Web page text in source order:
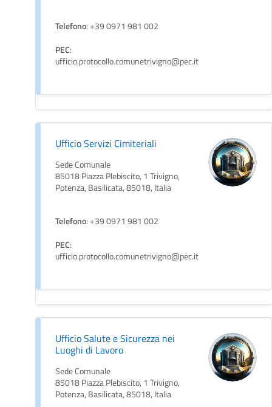
Telefono: +39 0971 981 002
PEC:
ufficio.protocollo.comunetrivigno@pec.it
Ufficio Servizi Cimiteriali
Sede Comunale
85018 Piazza Plebiscito, 1 Trivigno,
Potenza, Basilicata, 85018, Italia
Telefono: +39 0971 981 002
PEC:
ufficio.protocollo.comunetrivigno@pec.it
Ufficio Salute e Sicurezza nei
Luoghi di Lavoro
Sede Comunale
85018 Piazza Plebiscito, 1 Trivigno,
Potenza, Basilicata, 85018, Italia